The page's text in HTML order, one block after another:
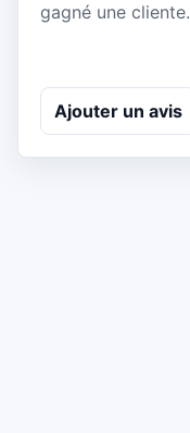
gagné une cliente.
Ajouter un avis